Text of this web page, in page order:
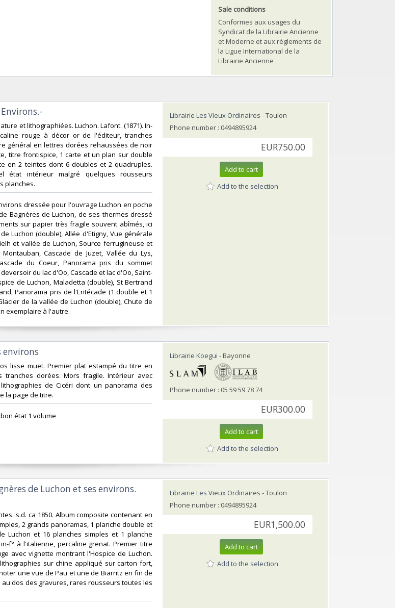
Sale conditions
Conformes aux usages du
Syndicat de la Librairie Ancienne
et Moderne et aux règlements de
la Ligue International de la
Librairie Ancienne
et lithographiées. Luchon. Lafont. (1871). In-
rouge à décor or de l'éditeur, tranches
général en lettres dorées rehaussées de noir
titre frontispice, 1 carte et un plan sur double
en 2 teintes dont 6 doubles et 2 quadruples.
état intérieur malgré quelques rousseurs
planches.‎
dressée pour l'ouvrage Luchon en poche
Bagnères de Luchon, de ses thermes dressé
sur papier très fragile souvent abîmés, ici
Luchon (double), Allée d'Etigny, Vue générale
et vallée de Luchon, Source ferrugineuse et
Cascade de Juzet, Vallée du Lys,
du Coeur, Panorama pris du sommet
du lac d'Oo, Cascade et lac d'Oo, Saint-
de Luchon, Maladetta (double), St Bertrand
Panorama pris de l'Entécade (1 double et 1
de la vallée de Luchon (double), Chute de
exemplaire à l'autre.
Librairie Les Vieux Ordinaires - Toulon
Phone number : 0494895924
EUR750.00
Add to cart
Add to the selection
environs
lisse muet. Premier plat estampé du titre en
tranches dorées. Mors fragile. Intérieur avec
de Cicéri dont un panorama des
la page de titre.
état 1 volume
Librairie Koegui - Bayonne
Phone number : 05 59 59 78 74
EUR300.00
Add to cart
Add to the selection
de Luchon et ses environs.
s.d. ca 1850. Album composite contenant en
2 grands panoramas, 1 planche double et
Luchon et 16 planches simples et 1 planche
f° à l'italienne, percaline grenat. Premier titre
avec vignette montrant l'Hospice de Luchon.
sur chine appliqué sur carton fort,
une vue de Pau et une de Biarritz en fin de
dos des gravures, rares rousseurs toutes les
Librairie Les Vieux Ordinaires - Toulon
Phone number : 0494895924
EUR1,500.00
Add to cart
Add to the selection